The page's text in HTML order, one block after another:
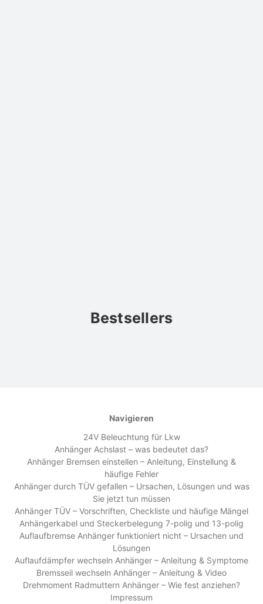
Bestsellers
Navigieren
24V Beleuchtung für Lkw
Anhänger Achslast – was bedeutet das?
Anhänger Bremsen einstellen – Anleitung, Einstellung &
häufige Fehler
Anhänger durch TÜV gefallen – Ursachen, Lösungen und was
Sie jetzt tun müssen
Anhänger TÜV – Vorschriften, Checkliste und häufige Mängel
Anhängerkabel und Steckerbelegung 7-polig und 13-polig
Auflaufbremse Anhänger funktioniert nicht – Ursachen und
Lösungen
Auflaufdämpfer wechseln Anhänger – Anleitung & Symptome
Bremsseil wechseln Anhänger – Anleitung & Video
Drehmoment Radmuttern Anhänger – Wie fest anziehen?
Impressum